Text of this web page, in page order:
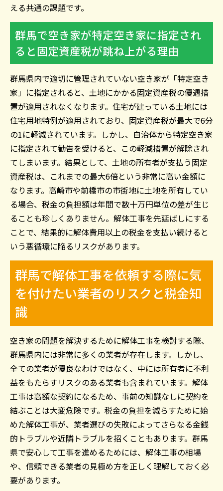
える共通の課題です。
群馬で空き家が特定空き家に指定され
ると固定資産税が跳ね上がる理由
群馬県内で適切に管理されていない空き家が「特定空き
家」に指定されると、土地にかかる固定資産税の優遇措
置が適用されなくなります。住宅が建っている土地には
住宅用地特例が適用されており、固定資産税が最大で6分
の1に軽減されています。しかし、自治体から特定空き家
に指定されて勧告を受けると、この軽減措置が解除され
てしまいます。結果として、土地の所有者が支払う固定
資産税は、これまでの最大6倍という非常に高い金額に
なります。高崎市や前橋市の市街地に土地を所有してい
る場合、税金の負担額は年間で数十万円単位の差が生じ
ることも珍しくありません。解体工事を先延ばしにする
ことで、結果的に解体費用以上の税金を支払い続けると
いう悪循環に陥るリスクがあります。
群馬で解体工事を依頼する際に気
を付けたい業者のリスクと税金知
識
空き家の問題を解決するために解体工事を検討する際、
群馬県内には非常に多くの業者が存在します。しかし、
全ての業者が優良なわけではなく、中には所有者に不利
益をもたらすリスクのある業者も含まれています。解体
工事は高額な契約になるため、事前の知識なしに契約を
結ぶことは大変危険です。税金の負担を減らすために始
めた解体工事が、業者選びの失敗によってさらなる金銭
的トラブルや近隣トラブルを招くこともあります。群馬
県で安心して工事を進めるためには、解体工事の相場
や、信頼できる業者の見極め方を正しく理解しておく必
要があります。